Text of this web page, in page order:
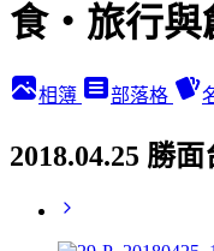
食‧旅行與
相簿 部落格
2018.04.25 勝